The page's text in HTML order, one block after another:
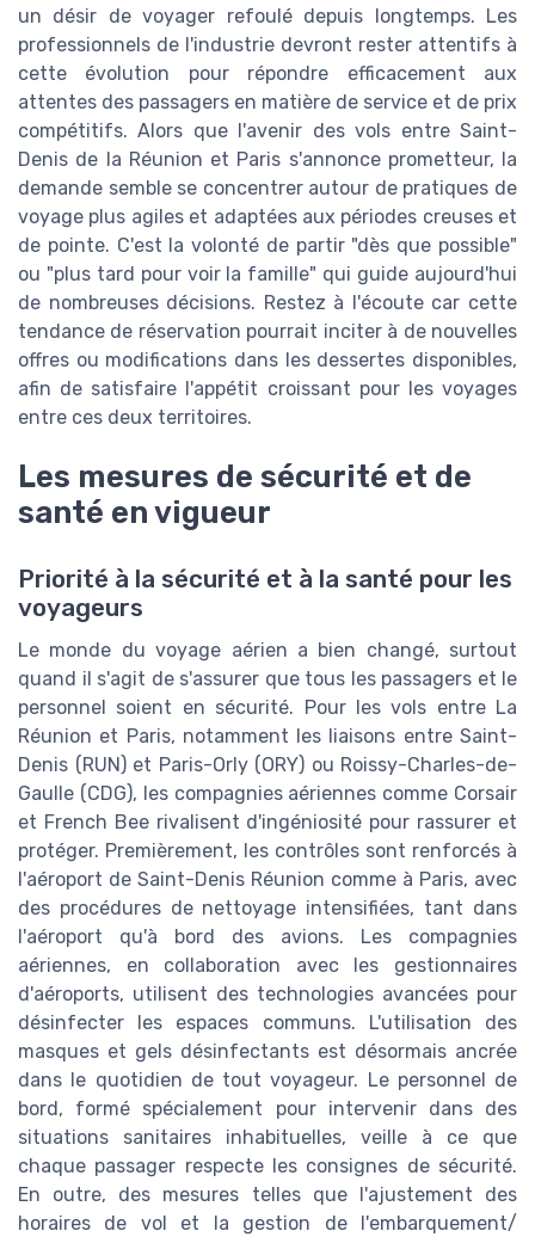
un désir de voyager refoulé depuis longtemps. Les
professionnels de l'industrie devront rester attentifs à
cette évolution pour répondre efficacement aux
attentes des passagers en matière de service et de prix
compétitifs. Alors que l'avenir des vols entre Saint-
Denis de la Réunion et Paris s'annonce prometteur, la
demande semble se concentrer autour de pratiques de
voyage plus agiles et adaptées aux périodes creuses et
de pointe. C'est la volonté de partir "dès que possible"
ou "plus tard pour voir la famille" qui guide aujourd'hui
de nombreuses décisions. Restez à l'écoute car cette
tendance de réservation pourrait inciter à de nouvelles
offres ou modifications dans les dessertes disponibles,
afin de satisfaire l'appétit croissant pour les voyages
entre ces deux territoires.
Les mesures de sécurité et de
santé en vigueur
Priorité à la sécurité et à la santé pour les
voyageurs
Le monde du voyage aérien a bien changé, surtout
quand il s'agit de s'assurer que tous les passagers et le
personnel soient en sécurité. Pour les vols entre La
Réunion et Paris, notamment les liaisons entre Saint-
Denis (RUN) et Paris-Orly (ORY) ou Roissy-Charles-de-
Gaulle (CDG), les compagnies aériennes comme Corsair
et French Bee rivalisent d'ingéniosité pour rassurer et
protéger. Premièrement, les contrôles sont renforcés à
l'aéroport de Saint-Denis Réunion comme à Paris, avec
des procédures de nettoyage intensifiées, tant dans
l'aéroport qu'à bord des avions. Les compagnies
aériennes, en collaboration avec les gestionnaires
d'aéroports, utilisent des technologies avancées pour
désinfecter les espaces communs. L'utilisation des
masques et gels désinfectants est désormais ancrée
dans le quotidien de tout voyageur. Le personnel de
bord, formé spécialement pour intervenir dans des
situations sanitaires inhabituelles, veille à ce que
chaque passager respecte les consignes de sécurité.
En outre, des mesures telles que l'ajustement des
horaires de vol et la gestion de l'embarquement/